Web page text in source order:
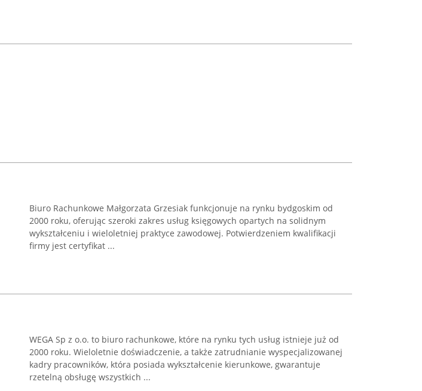
Biuro Rachunkowe Małgorzata Grzesiak funkcjonuje na rynku bydgoskim od
2000 roku, oferując szeroki zakres usług księgowych opartych na solidnym
wykształceniu i wieloletniej praktyce zawodowej. Potwierdzeniem kwalifikacji
firmy jest certyfikat ...
WEGA Sp z o.o. to biuro rachunkowe, które na rynku tych usług istnieje już od
2000 roku. Wieloletnie doświadczenie, a także zatrudnianie wyspecjalizowanej
kadry pracowników, która posiada wykształcenie kierunkowe, gwarantuje
rzetelną obsługę wszystkich ...